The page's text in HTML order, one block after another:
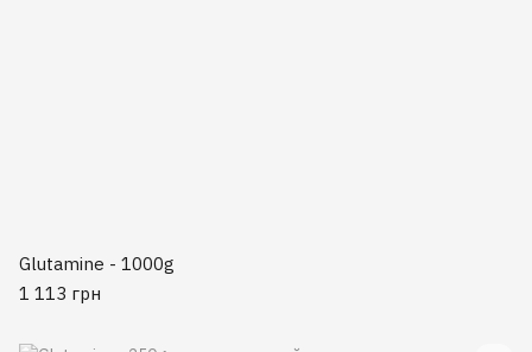
Glutamine - 1000g
1 113 грн